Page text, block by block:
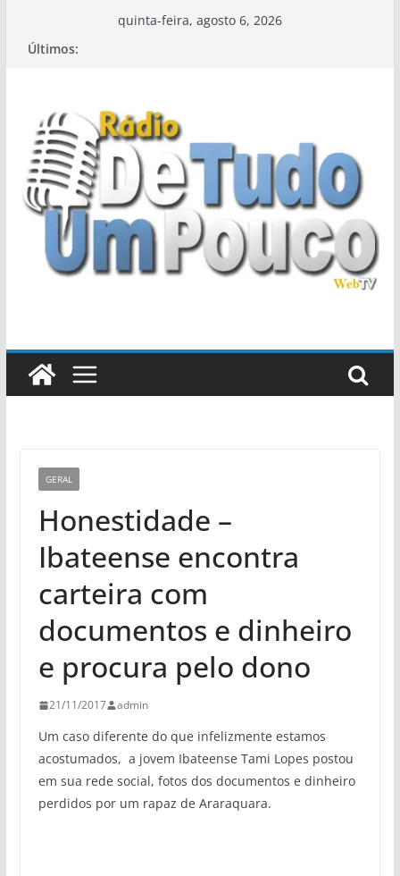
quinta-feira, agosto 6, 2026
Últimos:
GERAL
Honestidade –
Ibateense encontra
carteira com
documentos e dinheiro
e procura pelo dono
21/11/2017 admin
Um caso diferente do que infelizmente estamos
acostumados, a jovem Ibateense Tami Lopes postou
em sua rede social, fotos dos documentos e dinheiro
perdidos por um rapaz de Araraquara.